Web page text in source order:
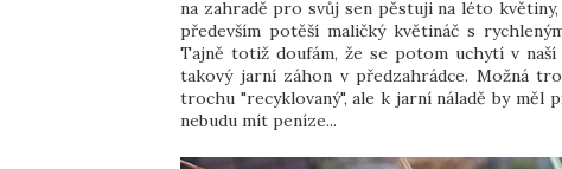
na zahradě pro svůj sen pěstuji na léto
především potěší maličký květináč s
Tajně totiž doufám, že se potom uchytí v
takový jarní záhon v předzahrádce. Možná
trochu "recyklovaný", ale k jarní náladě by měl
nebudu mít peníze...